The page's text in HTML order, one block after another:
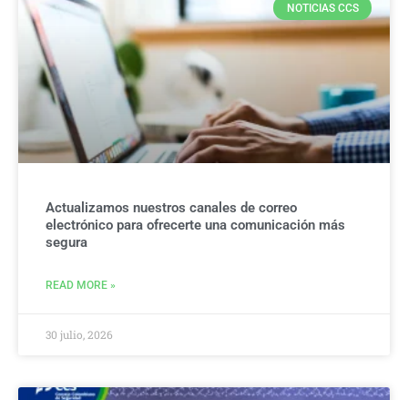
NOTICIAS CCS
Actualizamos nuestros canales de correo
electrónico para ofrecerte una comunicación más
segura
READ MORE »
30 julio, 2026